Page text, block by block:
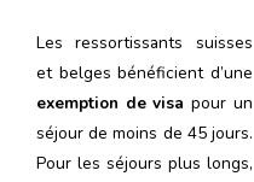
Les ressortissants suisses
et belges bénéficient d’une
exemption de visa pour un
séjour de moins de 45 jours.
Pour les séjours plus longs,